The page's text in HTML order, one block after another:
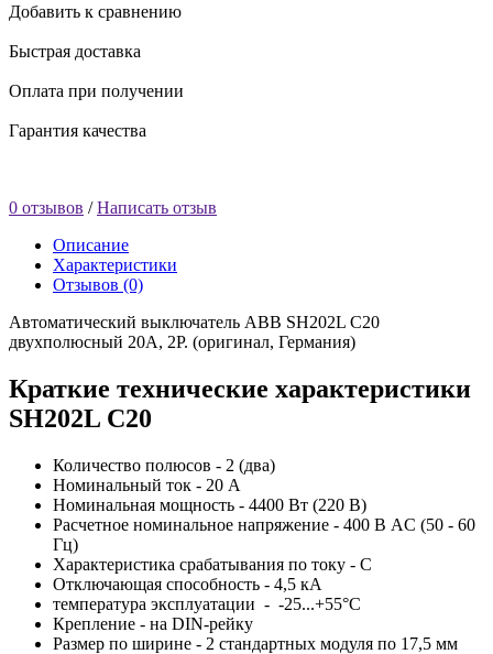
Добавить к сравнению
Быстрая доставка
Оплата при получении
Гарантия качества
0 отзывов /Написать отзыв
Описание
Характеристики
Отзывов (0)
Автоматический выключатель ABB SH202L C20
двухполюсный 20А, 2P. (оригинал, Германия)
Краткие технические характеристики
SH202L C20
Количество полюсов - 2 (два)
Номинальный ток - 20 А
Номинальная мощность - 4400 Вт (220 В)
Расчетное номинальное напряжение - 400 В AC (50 - 60
Гц)
Характеристика срабатывания по току - С
Отключающая способность - 4,5 кА
температура эксплуатации - -25...+55°C
Крепление - на DIN-рейку
Размер по ширине - 2 стандартных модуля по 17,5 мм